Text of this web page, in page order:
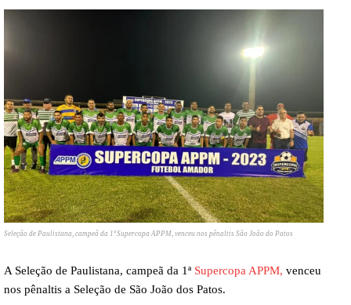
Seleção de Paulistana, campeã da 1ª Supercopa APPM, venceu nos pênaltis São João do Patos
A Seleção de Paulistana, campeã da 1ª Supercopa APPM, venceu
nos pênaltis a Seleção de São João dos Patos.